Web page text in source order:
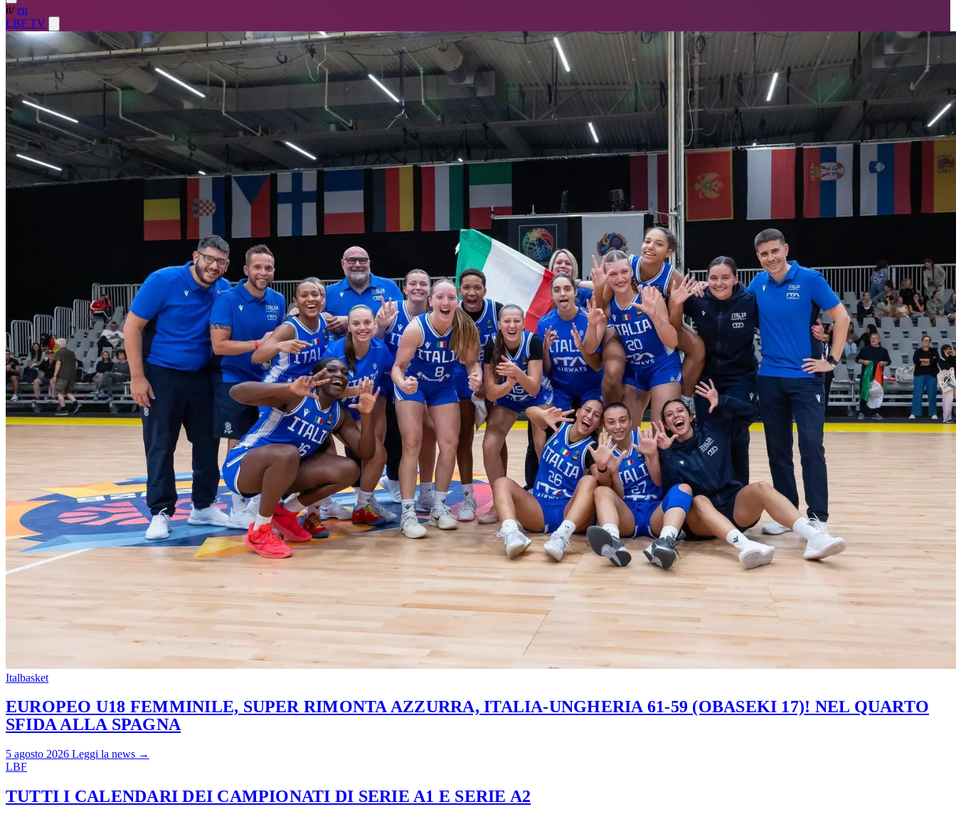
it/ en
LBF TV
Italbasket
EUROPEO U18 FEMMINILE, SUPER RIMONTA AZZURRA, ITALIA-UNGHERIA 61-59 (OBASEKI 17)! NEL QUARTO
SFIDA ALLA SPAGNA
5 agosto 2026 Leggi la news →
LBF
TUTTI I CALENDARI DEI CAMPIONATI DI SERIE A1 E SERIE A2